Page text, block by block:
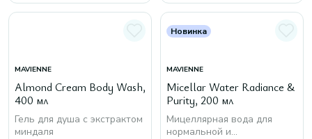
MAVIENNE
Almond Cream Body Wash,
400 мл
Гель для душа с экстрактом
миндаля
Новинка
MAVIENNE
Micellar Water Radiance &
Purity, 200 мл
Мицеллярная вода для
нормальной и